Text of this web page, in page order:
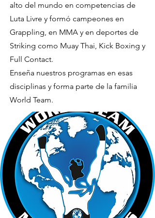
alto del mundo en competencias de
Luta Livre y formó campeones en
Grappling, en MMA y en deportes de
Striking como Muay Thai, Kick Boxing y
Full Contact.
Enseña nuestros programas en esas
disciplinas y forma parte de la familia
World Team.